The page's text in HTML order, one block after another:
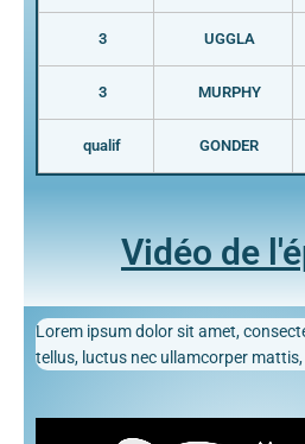
3 UGGLA
3 MURPHY
qualif GONDER
Vidéo de
Lorem ipsum dolor sit amet,
tellus, luctus nec ullamcorper